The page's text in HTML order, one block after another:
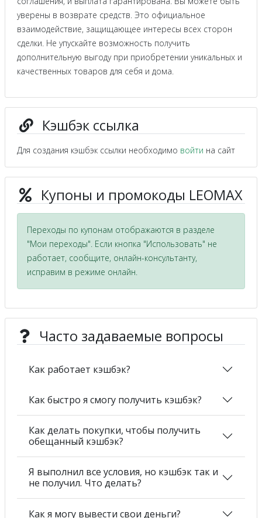
уверены в возврате средств. Это официальное
взаимодействие, защищающее интересы всех сторон
сделки. Не упускайте возможность получить
дополнительную выгоду при приобретении уникальных и
качественных товаров для себя и дома.
Кэшбэк ссылка
Для создания кэшбэк ссылки необходимо войти на сайт
Купоны и промокоды LEOMAX
Переходы по купонам отображаются в разделе
"Мои переходы". Если кнопка "Использовать" не
работает, сообщите, онлайн-консультанту,
исправим в режиме онлайн.
Часто задаваемые вопросы
Как работает кэшбэк?
Как быстро я смогу получить кэшбэк?
Как делать покупки, чтобы получить
обещанный кэшбэк?
Я выполнил все условия, но кэшбэк так и
не получил. Что делать?
Как я могу вывести свои деньги?